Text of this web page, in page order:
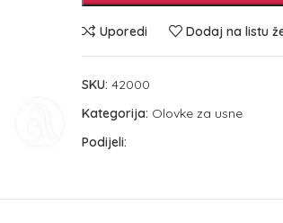
Uporedi Dodaj na listu
SKU: 42000
Kategorija: Olovke za usne
Podijeli: